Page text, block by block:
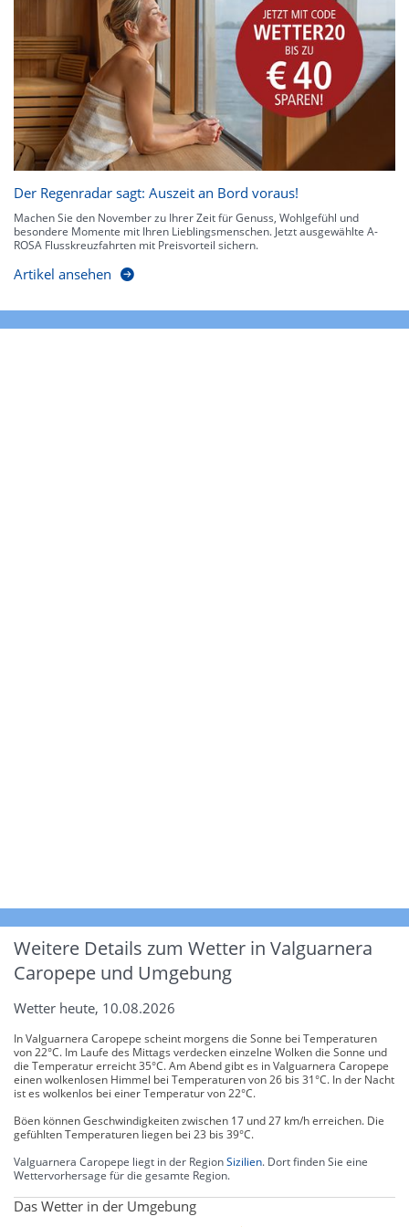
Der Regenradar sagt: Auszeit an Bord voraus!
Machen Sie den November zu Ihrer Zeit für Genuss, Wohlgefühl und
besondere Momente mit Ihren Lieblingsmenschen. Jetzt ausgewählte A-
ROSA Flusskreuzfahrten mit Preisvorteil sichern.
Artikel ansehen
Weitere Details zum Wetter in Valguarnera
Caropepe und Umgebung
Wetter heute, 10.08.2026
In Valguarnera Caropepe scheint morgens die Sonne bei Temperaturen
von 22°C. Im Laufe des Mittags verdecken einzelne Wolken die Sonne und
die Temperatur erreicht 35°C. Am Abend gibt es in Valguarnera Caropepe
einen wolkenlosen Himmel bei Temperaturen von 26 bis 31°C. In der Nacht
ist es wolkenlos bei einer Temperatur von 22°C.
Böen können Geschwindigkeiten zwischen 17 und 27 km/h erreichen. Die
gefühlten Temperaturen liegen bei 23 bis 39°C.
Valguarnera Caropepe liegt in der RegionSizilien. Dort finden Sie eine
Wettervorhersage für die gesamte Region.
Das Wetter in der Umgebung